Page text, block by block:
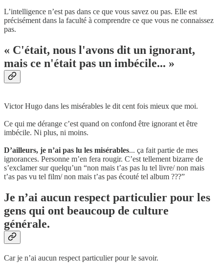
L’intelligence n’est pas dans ce que vous savez ou pas. Elle est
précisément dans la faculté à comprendre ce que vous ne connaissez
pas.
« C'était, nous l'avons dit un ignorant,
mais ce n'était pas un imbécile... »
Victor Hugo dans les misérables le dit cent fois mieux que moi.
Ce qui me dérange c’est quand on confond être ignorant et être
imbécile. Ni plus, ni moins.
D’ailleurs, je n’ai pas lu les misérables... ça fait partie de mes
ignorances. Personne m’en fera rougir. C’est tellement bizarre de
s’exclamer sur quelqu’un “non mais t’as pas lu tel livre/ non mais
t’as pas vu tel film/ non mais t’as pas écouté tel album ???”
Je n’ai aucun respect particulier pour les
gens qui ont beaucoup de culture
générale.
Car je n’ai aucun respect particulier pour le savoir.